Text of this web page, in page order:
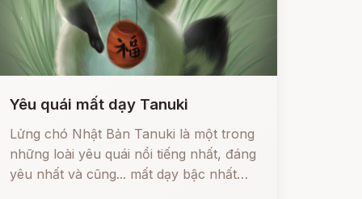
Yêu quái mất dạy Tanuki
Lửng chó Nhật Bản Tanuki là một trong
những loài yêu quái nổi tiếng nhất, đáng
yêu nhất và cũng... mất dạy bậc nhất